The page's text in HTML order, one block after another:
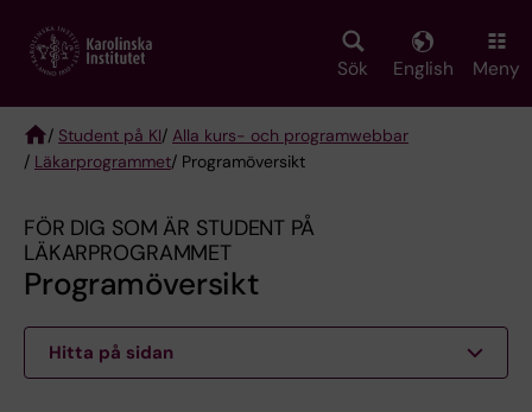
main
Sök English Meny
Breadcrumb
/ Student på KI/ Alla kurs- och programwebbar
/ Läkarprogrammet/ Programöversikt
FÖR DIG SOM ÄR STUDENT PÅ
LÄKARPROGRAMMET
Programöversikt
Hitta på sidan